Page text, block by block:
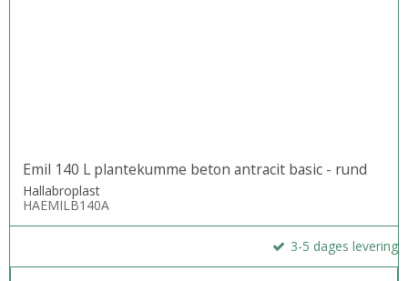
Emil 140 L plantekumme beton antracit basic - rund
Hallabroplast
HAEMILB140A
3-5 dages levering